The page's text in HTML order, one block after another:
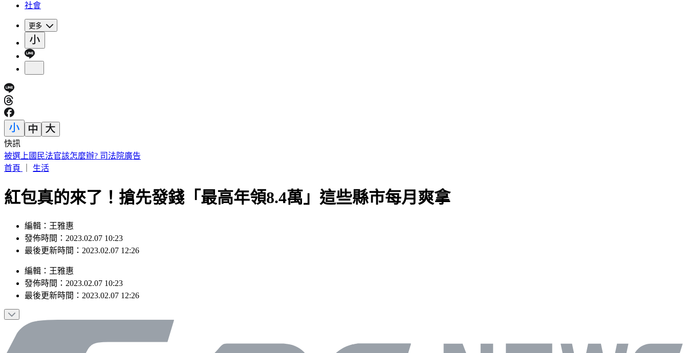
社會
更多
快訊
黃仁勳、張麗善也受害！駭客暗網購個資還當共諜 12人遭起訴
首頁
生活
紅包真的來了！搶先發錢「最高年領8.4萬」這些縣市每月爽拿
編輯：王雅惠
發佈時間：2023.02.07 10:23
最後更新時間：2023.02.07 12:26
編輯 ： 王雅惠
發佈時間： 2023.02.07 10:23
最後更新時間： 2023.02.07 12:26